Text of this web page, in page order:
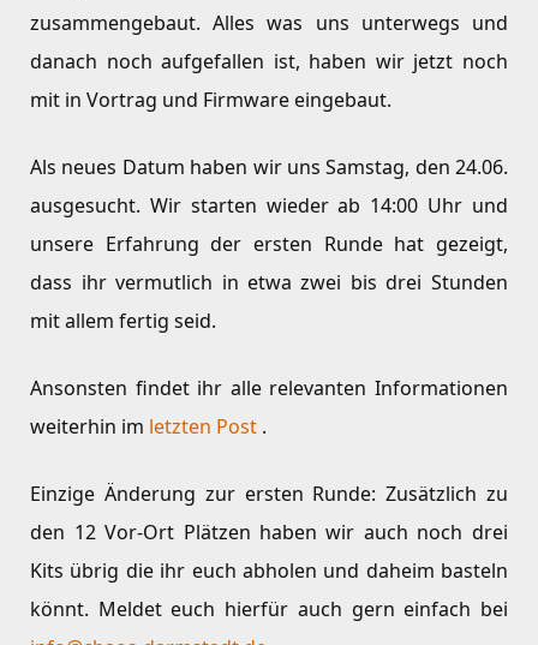
zusammengebaut. Alles was uns unterwegs und
danach noch aufgefallen ist, haben wir jetzt noch
mit in Vortrag und Firmware eingebaut.
Als neues Datum haben wir uns Samstag, den 24.06.
ausgesucht. Wir starten wieder ab 14:00 Uhr und
unsere Erfahrung der ersten Runde hat gezeigt,
dass ihr vermutlich in etwa zwei bis drei Stunden
mit allem fertig seid.
Ansonsten findet ihr alle relevanten Informationen
weiterhin im letzten Post .
Einzige Änderung zur ersten Runde: Zusätzlich zu
den 12 Vor-Ort Plätzen haben wir auch noch drei
Kits übrig die ihr euch abholen und daheim basteln
könnt. Meldet euch hierfür auch gern einfach bei